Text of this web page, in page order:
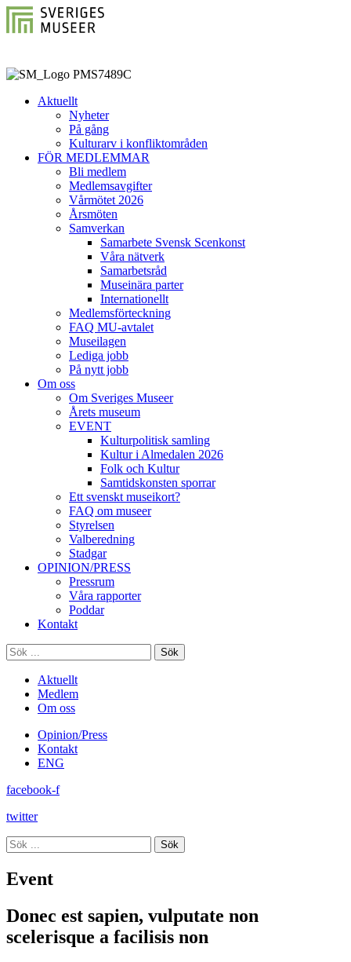
Aktuellt
Nyheter
På gång
Kulturarv i konfliktområden
FÖR MEDLEMMAR
Bli medlem
Medlemsavgifter
Vårmötet 2026
Årsmöten
Samverkan
Samarbete Svensk Scenkonst
Våra nätverk
Samarbetsråd
Museinära parter
Internationellt
Medlemsförteckning
FAQ MU-avtalet
Museilagen
Lediga jobb
På nytt jobb
Om oss
Om Sveriges Museer
Årets museum
EVENT
Kulturpolitisk samling
Kultur i Almedalen 2026
Folk och Kultur
Samtidskonsten sporrar
Ett svenskt museikort?
FAQ om museer
Styrelsen
Valberedning
Stadgar
OPINION/PRESS
Pressrum
Våra rapporter
Poddar
Kontakt
Sök
Aktuellt
Medlem
Om oss
Opinion/Press
Kontakt
ENG
facebook-f
twitter
Sök
Event
Donec est sapien, vulputate non
scelerisque a facilisis non